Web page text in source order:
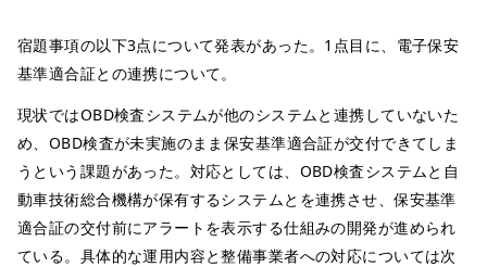
宿題事項の以下3点について発表があった。1点目に、電子保安
基準適合証との連携について。
現状ではOBD検査システムが他のシステムと連携していないた
め、OBD検査が未実施のまま保安基準適合証が交付できてしま
うという課題があった。対応としては、OBD検査システムと自
動車技術総合機構が保有するシステムとを連携させ、保安基準
適合証の交付前にアラートを表示する仕組みの開発が進められ
ている。具体的な運用内容と整備事業者への対応については次